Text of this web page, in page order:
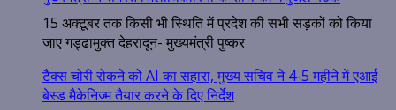
15 अक्टूबर तक किसी भी स्थिति में प्रदेश की सभी सड़कों को किया
जाए गड्ढामुक्त देहरादून- मुख्यमंत्री पुष्कर
टैक्स चोरी रोकने को AI का सहारा, मुख्य सचिव ने 4-5 महीने में एआई
बेस्ड मैकेनिज्म तैयार करने के दिए निर्देश